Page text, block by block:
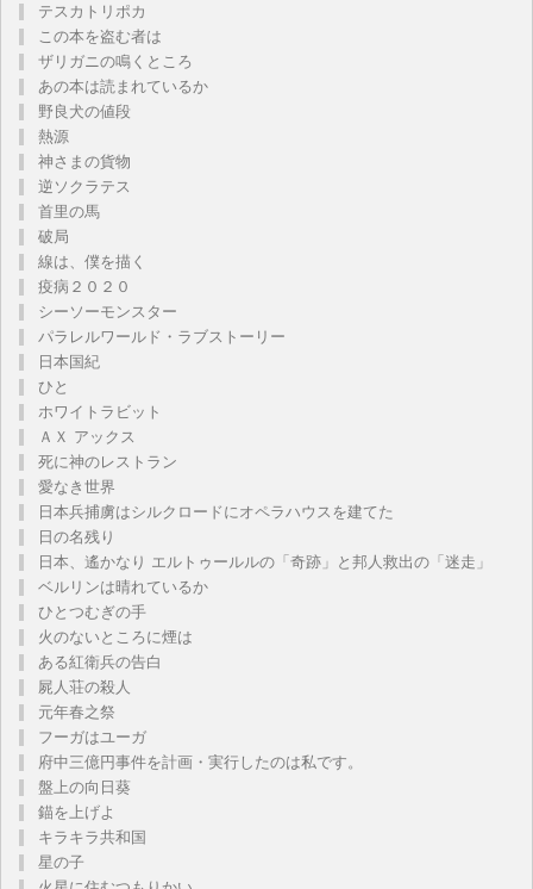
テスカトリポカ
この本を盗む者は
ザリガニの鳴くところ
あの本は読まれているか
野良犬の値段
熱源
神さまの貨物
逆ソクラテス
首里の馬
破局
線は、僕を描く
疫病２０２０
シーソーモンスター
パラレルワールド・ラブストーリー
日本国紀
ひと
ホワイトラビット
ＡＸ アックス
死に神のレストラン
愛なき世界
日本兵捕虜はシルクロードにオペラハウスを建てた
日の名残り
日本、遙かなり エルトゥールルの「奇跡」と邦人救出の「迷走」
ベルリンは晴れているか
ひとつむぎの手
火のないところに煙は
ある紅衛兵の告白
屍人荘の殺人
元年春之祭
フーガはユーガ
府中三億円事件を計画・実行したのは私です。
盤上の向日葵
錨を上げよ
キラキラ共和国
星の子